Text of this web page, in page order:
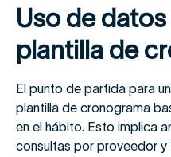
Uso de
plantilla de
El punto de partida para
plantilla de cronograma
en el hábito. Esto implica
consultas por proveedor